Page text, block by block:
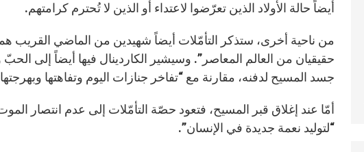
أيضاً حالة الأولاد الذين تعرّضوا لاعتداء أو الذين لا تُحترم كرامتهم.
من ناحية أخرى، ستذكر التأمّلات أيضاً شهيدين من الماضي القريب هما
حقيقيان من العالم المعاصر”. وسيشير الكاردينال فيها أيضاً إلى
جسد المسيح لدفنه، مقارنة مع “تفاخر جنازات اليوم وتفاهتها
أمّا عند إغلاق قبر المسيح، فتعود حصّة التأمّلات إلى عدم انتصار
“لتوليد نعمة جديدة في الإنسان”.